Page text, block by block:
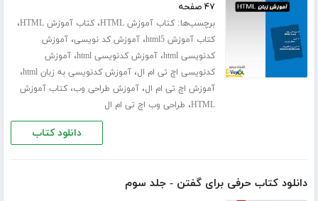
۴۷ صفحه
برچسب‌ها:کتاب آموزش HTML ،کتاب آموزش HTML ،
کتاب آموزش html5 ،آموزش کد نویسی،آموزش
کدنویسی html
،آموزش کدنویسی html ،آموزش
کدنویسی اچ تی ام ال،آموزش کدنویسی به زبان html ،
آموزش اچ تی ام ال،آموزش طراحی وب،کتاب آموزش
HTML، طراحی وب اچ تی ام ال
دانلود کتاب
دانلود کتاب حرفی برای گفتن - جلد سوم